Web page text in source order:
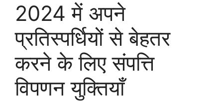
2024 में अपने
प्रतिस्पर्धियों से बेहतर
करने के लिए संपत्ति
विपणन युक्तियाँ